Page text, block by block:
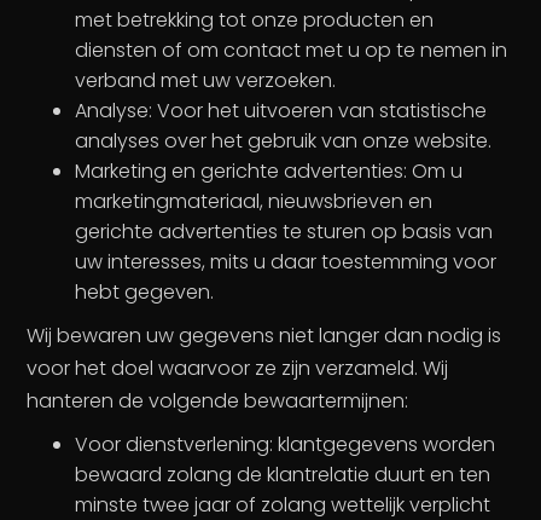
met betrekking tot onze producten en
diensten of om contact met u op te nemen in
verband met uw verzoeken.
Analyse: Voor het uitvoeren van statistische
analyses over het gebruik van onze website.
Marketing en gerichte advertenties: Om u
marketingmateriaal, nieuwsbrieven en
gerichte advertenties te sturen op basis van
uw interesses, mits u daar toestemming voor
hebt gegeven.
Wij bewaren uw gegevens niet langer dan nodig is
voor het doel waarvoor ze zijn verzameld. Wij
hanteren de volgende bewaartermijnen:
Voor dienstverlening: klantgegevens worden
bewaard zolang de klantrelatie duurt en ten
minste twee jaar of zolang wettelijk verplicht